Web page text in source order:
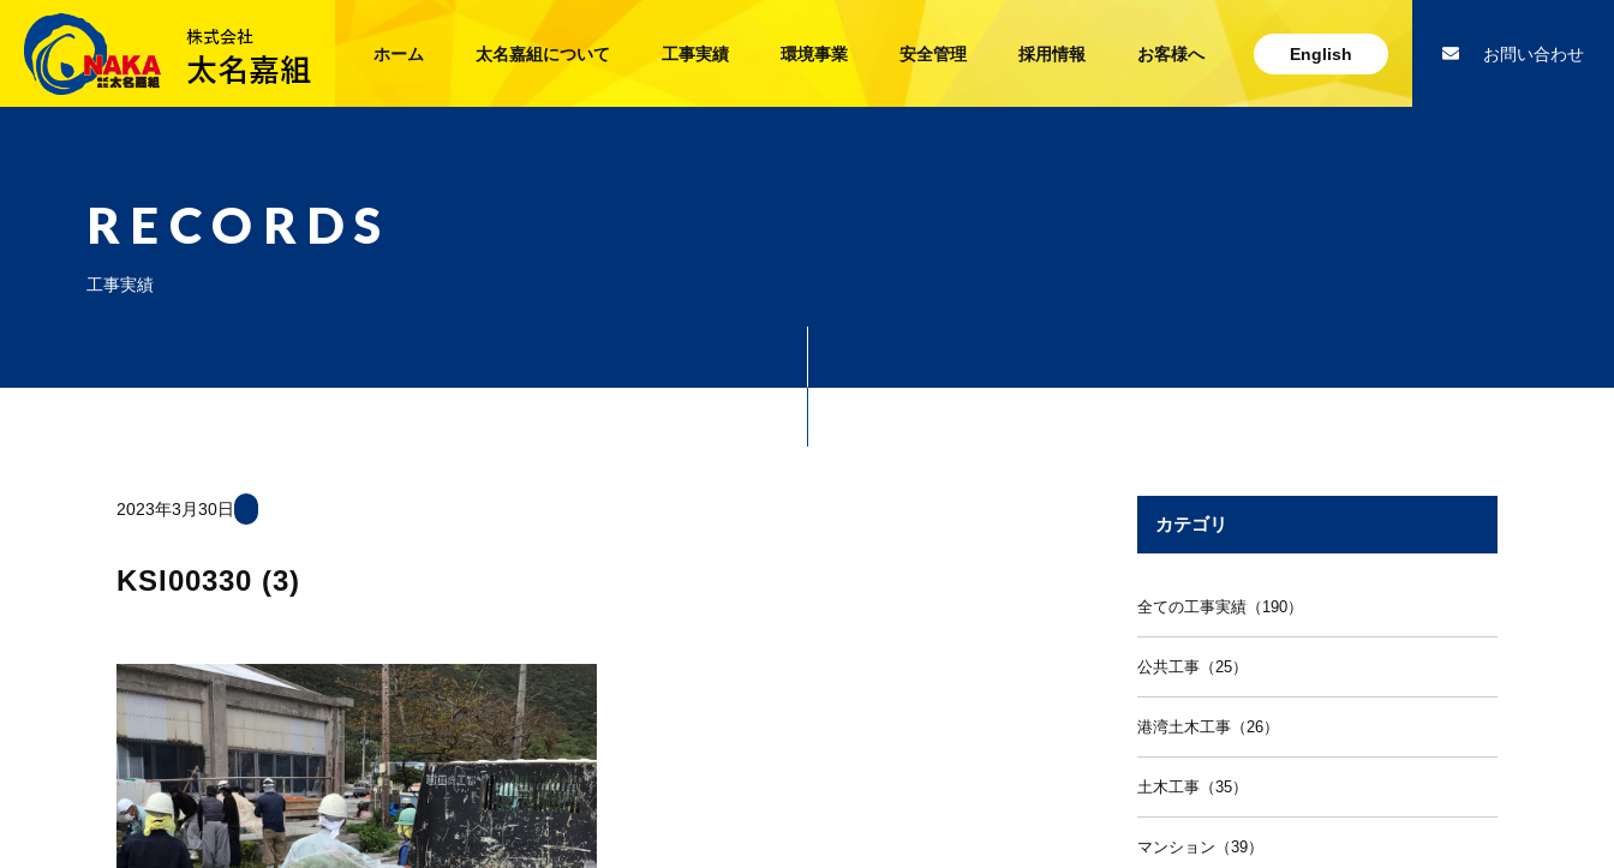
ホーム 太名嘉組について 工事実績 環境事業 安全管理 採用情報 お客様へ English お問い合わせ
RECORDS
工事実績
2023年3月30日
KSI00330 (3)
カテゴリ
全ての工事実績（190）
公共工事（25）
港湾土木工事（26）
土木工事（35）
マンション（39）